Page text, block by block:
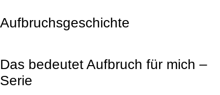
Aufbruchsgeschichte
Das bedeutet Aufbruch für mich –
Serie